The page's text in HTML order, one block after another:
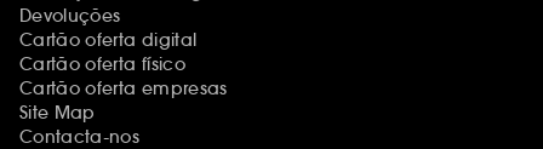
Devoluções
Cartão oferta digital
Cartão oferta físico
Cartão oferta empresas
Site Map
Contacta-nos